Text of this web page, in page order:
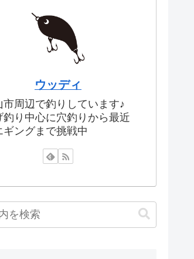
ウッディ
市周辺で釣りしています♪
釣り中心に穴釣りから最近
ギングまで挑戦中